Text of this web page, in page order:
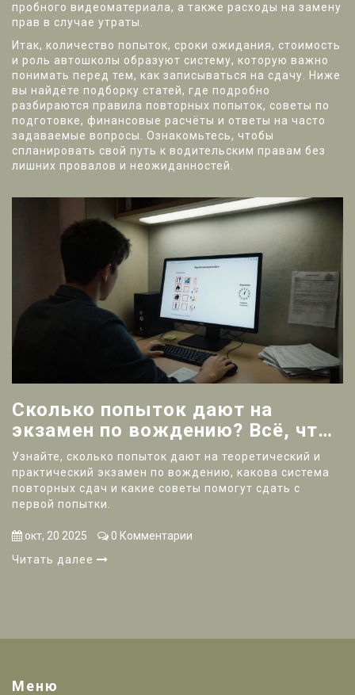
пробного видеоматериала, а также расходы на замену
прав в случае утраты.
Итак, количество попыток, сроки ожидания, стоимость
и роль автошколы образуют систему, которую важно
понимать перед тем, как записываться на сдачу. Ниже
вы найдёте подборку статей, где подробно
разбираются правила повторных попыток, советы по
подготовке, финансовые расчёты и ответы на часто
задаваемые вопросы. Ознакомьтесь, чтобы
спланировать свой путь к водительским правам без
лишних провалов и неожиданностей.
Сколько попыток дают на
экзамен по вождению? Всё, что
нужно знать
Узнайте, сколько попыток дают на теоретический и
практический экзамен по вождению, какова система
повторных сдач и какие советы помогут сдать с
первой попытки.
окт, 20 2025
0 Комментарии
Читать далее
Меню